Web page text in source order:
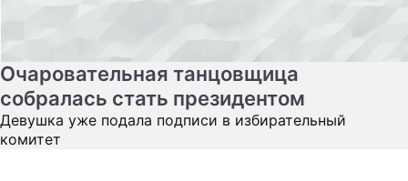
Очаровательная танцовщица
собралась стать президентом
Девушка уже подала подписи в избирательный
комитет